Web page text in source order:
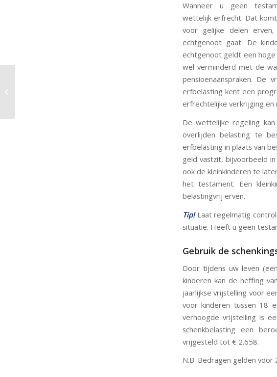
Wanneer u geen
wettelijk erfrecht. Dat
voor gelijke delen
echtgenoot gaat. De
echtgenoot geldt een
wel verminderd met de
pensioenaanspraken.
erfbelasting kent een
erfrechtelijke verkrijging
De wettelijke regeling
overlijden belasting te
erfbelasting in plaats van
geld vastzit, bijvoorbeeld
ook de kleinkinderen te
het testament. Een
belastingvrij erven.
Tip! Laat regelmatig
situatie. Heeft u geen
Gebruik de
Door tijdens uw leven
kinderen kan de heffing
jaarlijkse vrijstelling voor
voor kinderen tussen 18
verhoogde vrijstelling is
schenkbelasting een
vrijgesteld tot € 2.658.
N.B. Bedragen gelden voor